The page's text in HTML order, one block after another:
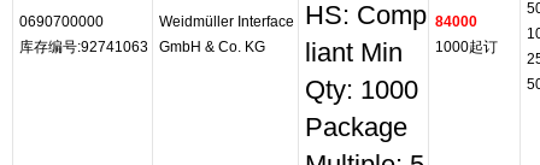
0690700000
库存编号:92741063
Weidmüller Interface
GmbH & Co. KG
HS: Comp
liant Min
Qty: 1000
Package
84000
1000起订